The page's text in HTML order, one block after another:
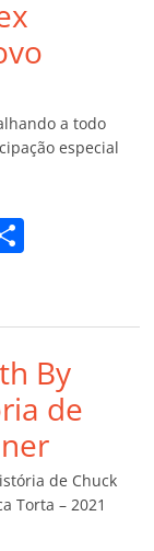
a todo
especial
p
ar
til
h
ar
By
de
de Chuck
Torta – 2021